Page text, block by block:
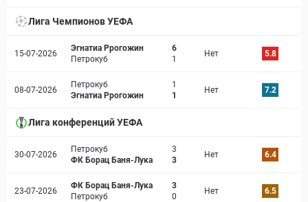
Лига Чемпионов УЕФА
15-07-2026
Эгнатиа Ррогожин
Петрокуб
6
1
Нет 5.8
08-07-2026
Петрокуб
Эгнатиа Ррогожин
1
1
Нет 7.2
Лига конференций УЕФА
30-07-2026
Петрокуб
ФК Борац Баня-Лука
3
3
Нет 6.4
23-07-2026
ФК Борац Баня-Лука
Петрокуб
3
0
Нет 6.5